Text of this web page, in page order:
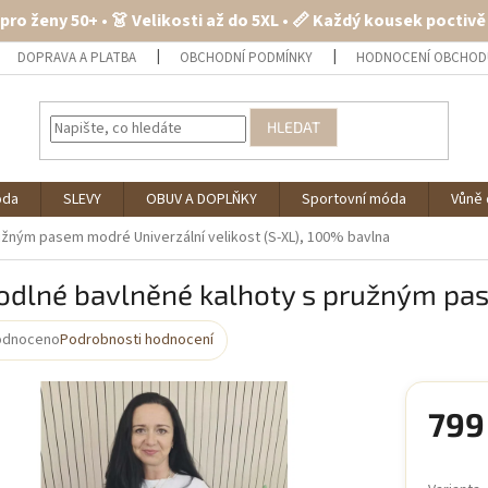
ženy 50+ • 👗 Velikosti až do 5XL • 📏 Každý kousek
DOPRAVA A PLATBA OBCHODNÍ PODMÍNKY HODNOCENÍ
HLEDAT
SLEVY OBUV A DOPLŇKY Sportovní móda
pasem modré Univerzální velikost (S-XL), 100% bavlna
bavlněné kalhoty s pružným
Podrobnosti hodnocení